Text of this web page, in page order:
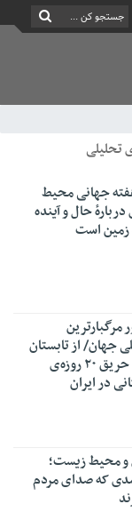
تحلیلی
جهانی محیط
حال و آینده
زمین است
جهان/ از تابستان
سیاه استرالیا تا حریق ۲۰ روزه‌ی
در ایران
و محیط زیست؛
که صدای مردم